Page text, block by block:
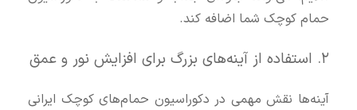
حمام کوچک شما اضافه کند.
۲. استفاده از آینه‌های بزرگ برای افزایش نور و عمق
آینه‌ها نقش مهمی در دکوراسیون حمام‌های کوچک ایرانی